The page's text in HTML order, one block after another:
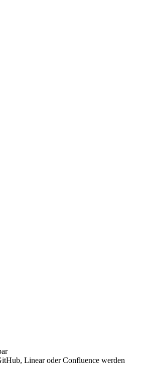
Linear oder Confluence werden